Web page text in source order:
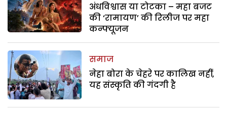
अंधविश्वास या टोटका – महा बजट
की ‘रामायण’ की रिलीज पर महा
कन्फ्यूजन
समाज
नेहा बोरा के चेहरे पर कालिख नहीं,
यह संस्कृति की गंदगी है